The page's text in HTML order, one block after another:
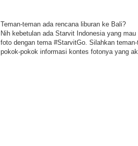
Teman-teman ada rencana liburan ke Bali?
Nih kebetulan ada Starvit Indonesia yang
foto dengan tema #StarvitGo. Silahkan
pokok-pokok informasi kontes fotonya yang